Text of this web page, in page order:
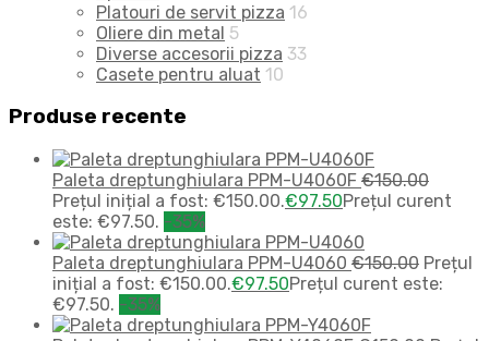
Platouri de servit pizza 16
Oliere din metal 5
Diverse accesorii pizza 33
Casete pentru aluat 10
Produse recente
Paleta dreptunghiulara PPM-U4060F €150.00
Prețul inițial a fost: €150.00.€97.50Prețul curent
este: €97.50. -35%
Paleta dreptunghiulara PPM-U4060 €150.00 Prețul
inițial a fost: €150.00.€97.50Prețul curent este:
€97.50. -35%